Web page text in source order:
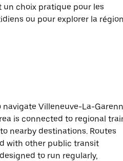
choix pratique pour les
ou pour explorer la
Villeneuve-La-
is connected to regional
nearby destinations. Routes
with other public transit
to run regularly,